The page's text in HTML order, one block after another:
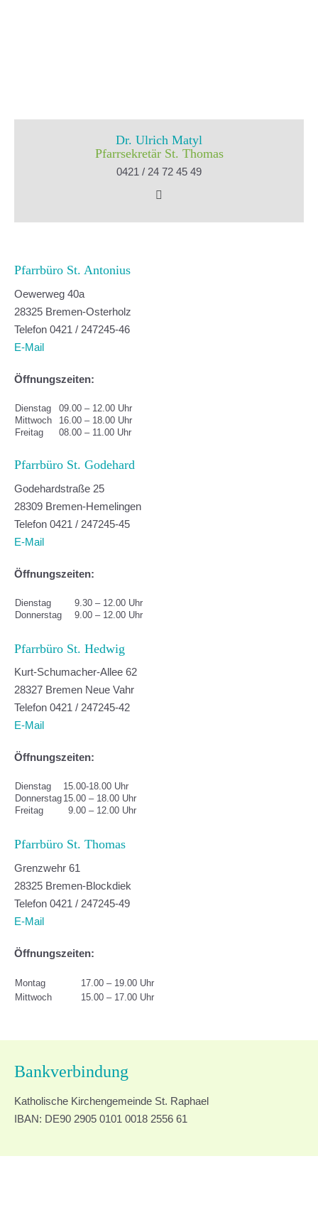
Dr. Ulrich Matyl
Pfarrsekretär St. Thomas
0421 / 24 72 45 49
Pfarrbüro St. Antonius
Oewerweg 40a
28325 Bremen-Osterholz
Telefon 0421 / 247245-46
E-Mail
Öffnungszeiten:
Dienstag
09.00 – 12.00 Uhr
Mittwoch
16.00 – 18.00 Uhr
Freitag
08.00 – 11.00 Uhr
Pfarrbüro St. Godehard
Godehardstraße 25
28309 Bremen-Hemelingen
Telefon 0421 / 247245-45
E-Mail
Öffnungszeiten:
Dienstag
9.30 – 12.00 Uhr
Donnerstag
9.00 – 12.00 Uhr
Pfarrbüro St. Hedwig
Kurt-Schumacher-Allee 62
28327 Bremen Neue Vahr
Telefon 0421 / 247245-42
E-Mail
Öffnungszeiten:
Dienstag
15.00-18.00 Uhr
Donnerstag 15.00 – 18.00 Uhr
Freitag
9.00 – 12.00 Uhr
Pfarrbüro St. Thomas
Grenzwehr 61
28325 Bremen-Blockdiek
Telefon 0421 / 247245-49
E-Mail
Öffnungszeiten:
Montag
17.00 – 19.00 Uhr
Mittwoch
15.00 – 17.00 Uhr
Bankverbindung
Katholische Kirchengemeinde St. Raphael
IBAN: DE90 2905 0101 0018 2556 61